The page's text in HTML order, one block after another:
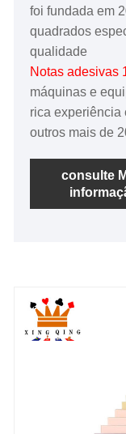
foi fundada em
quadrados
qualidade
Notas adesivas
máquinas e
rica experiência
outros mais de
consulte